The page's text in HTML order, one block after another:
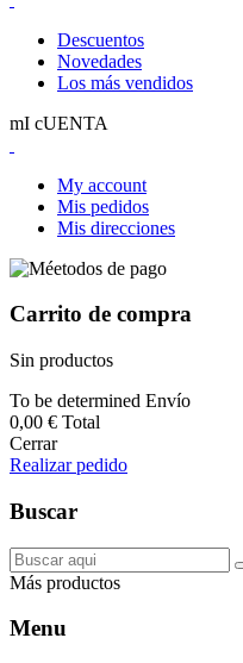
Descuentos
Novedades
Los más vendidos
mI cUENTA
My account
Mis pedidos
Mis direcciones
Carrito de compra
Sin productos
To be determined Envío
0,00 € Total
Cerrar
Realizar pedido
Buscar
Más productos
Menu